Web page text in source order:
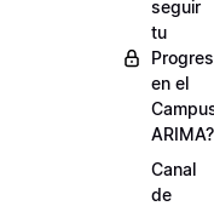
seguir
tu
en el
ARIMA?
Canal
de